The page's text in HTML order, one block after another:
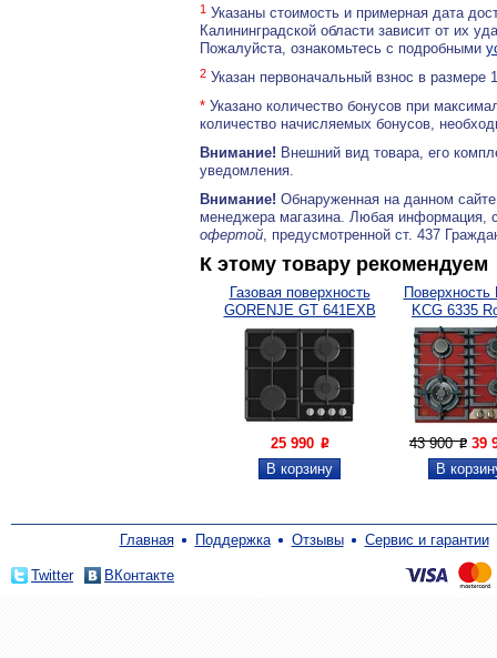
1 Указаны стоимость и примерная дата
Калининградской области зависит от их
Пожалуйста, ознакомьтесь с подробными
2 Указан первоначальный взнос в
* Указано количество бонусов при
количество начисляемых бонусов,
Внимание! Внешний вид товара, его
уведомления.
Внимание! Обнаруженная на данном
менеджера магазина. Любая информация,
офертой, предусмотренной ст. 437
К этому товару рекомендуем
Газовая поверхность
GORENJE GT 641EXB
25 990 P
Поверхность
KCG 6335
Turbo
43 900P 39
Главная Поддержка Отзывы Сервис и гарантии
Twitter ВКонтакте